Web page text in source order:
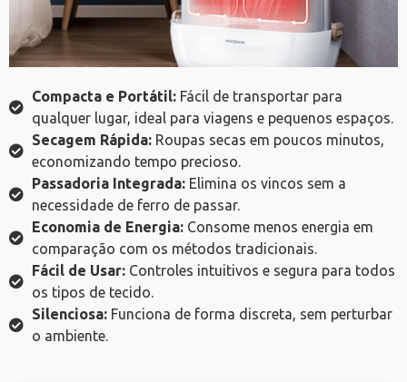
Compacta e Portátil: Fácil de transportar para
qualquer lugar, ideal para viagens e pequenos espaços.
Secagem Rápida: Roupas secas em poucos minutos,
economizando tempo precioso.
Passadoria Integrada: Elimina os vincos sem a
necessidade de ferro de passar.
Economia de Energia: Consome menos energia em
comparação com os métodos tradicionais.
Fácil de Usar: Controles intuitivos e segura para todos
os tipos de tecido.
Silenciosa: Funciona de forma discreta, sem perturbar
o ambiente.